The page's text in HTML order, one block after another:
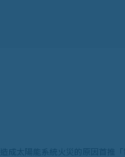
造成太陽能系統火災的原因首推